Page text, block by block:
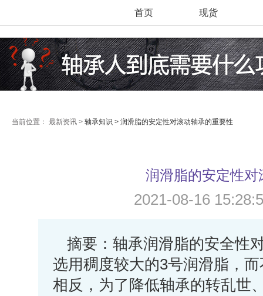
首页 现货
当前位置： 最新资讯 > 轴承知识 > 润滑脂的安定性对滚动轴承的重要性
润滑脂的安定性
2021-08-16
摘要：轴承润滑脂的安全性
选用稠度较大的3号润滑脂，
相反，为了降低轴承的转乱世